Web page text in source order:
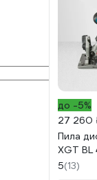
до -5%
27 260
Пила
XGT BL
5(13)